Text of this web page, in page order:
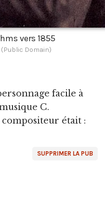
vers 1855
Domain)
facile à
C.
était :
SUPPRIMER LA PUB